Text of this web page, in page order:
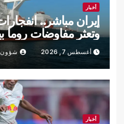
أخبار
إيران مباشر..
وتعثر مفاوضات روما
أغسطس 7, 2026 شؤون
أخبار